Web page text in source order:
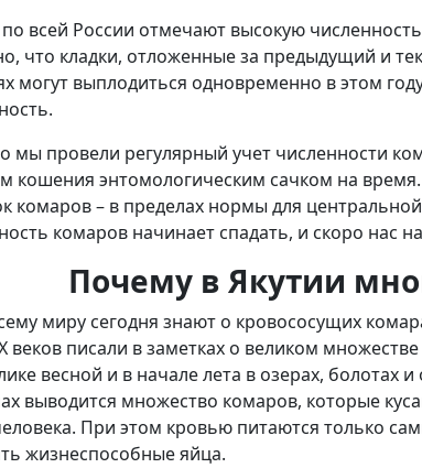
всей России отмечают высокую
что кладки, отложенные за предыдущий и
могут выплодиться одновременно в этом
мы провели регулярный учет численности
кошения энтомологическим сачком на
комаров – в пределах нормы для
комаров начинает спадать, и скоро нас
Почему в Якутии
миру сегодня знают о кровососущих
веков писали в заметках о великом
весной и в начале лета в озерах,
выводится множество комаров, которые
При этом кровью питаются только
жизнеспособные яйца.